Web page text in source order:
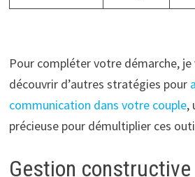
Pour compléter votre démarche, je
découvrir d’autres stratégies pour
communication dans votre couple,
précieuse pour démultiplier ces
Gestion